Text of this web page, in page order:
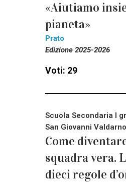
«Aiutiamo
pianeta»
Prato
Edizione 2025-2026
Voti: 29
Scuola Secondaria I
San Giovanni
Come
squadra vera.
dieci regole